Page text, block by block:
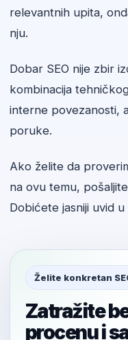
relevantnih upita,
nju.
Dobar SEO nije zbir
kombinacija
interne povezanosti,
poruke.
Ako želite da
na ovu temu,
Dobićete jasniji uvid
Želite konkretan
Zatražite
procenu i